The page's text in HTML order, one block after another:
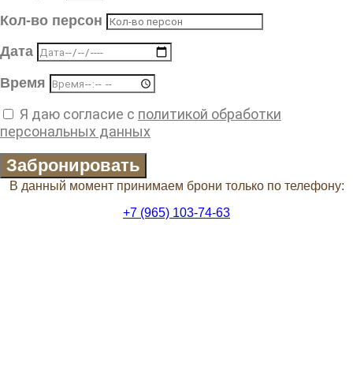
Кол-во персон
Дата
Время
Я даю согласие с политикой обработки
персональных данных
Забронировать
В данный момент принимаем брони только по телефону:
+7 (965) 103-74-63